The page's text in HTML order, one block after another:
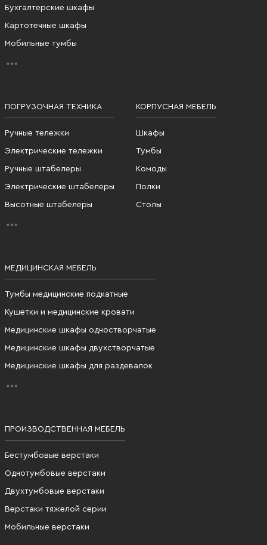
Бухгалтерские шкафы
Картотечные шкафы
Мобильные тумбы
ПОГРУЗОЧНАЯ ТЕХНИКА
Ручные тележки
Электрические тележки
Ручные штабелеры
Электрические штабелеры
Высотные штабелеры
КОРПУСНАЯ МЕБЕЛЬ
Шкафы
Тумбы
Комоды
Полки
Столы
МЕДИЦИНСКАЯ МЕБЕЛЬ
Тумбы медицинские подкатные
Кушетки и медицинские кровати
Медицинские шкафы одностворчатые
Медицинские шкафы двухстворчатые
Медицинские шкафы для раздевалок
ПРОИЗВОДСТВЕННАЯ МЕБЕЛЬ
Бестумбовые верстаки
Однотумбовые верстаки
Двухтумбовые верстаки
Верстаки тяжелой серии
Мобильные верстаки